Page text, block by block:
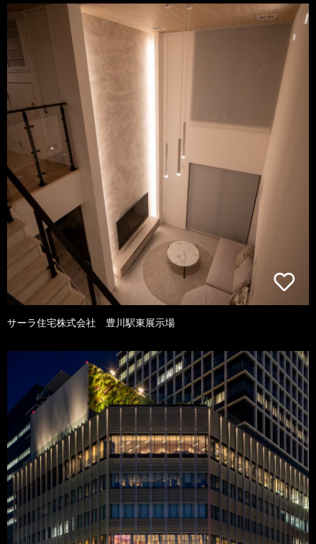
サーラ住宅株式会社 豊川駅東展示場